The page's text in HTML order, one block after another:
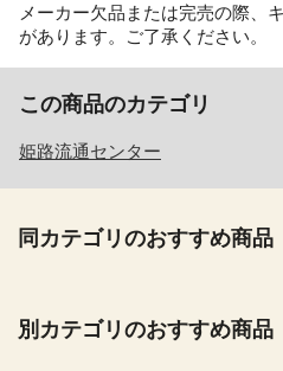
メーカー欠品または完売の際、
があります。ご了承ください。
この商品のカテゴリ
姫路流通センター
同カテゴリのおすすめ商品
別カテゴリのおすすめ商品